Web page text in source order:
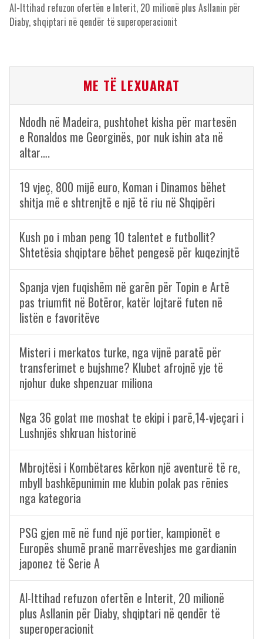
Al-Ittihad refuzon ofertën e Interit, 20 milionë plus Asllanin për
Diaby, shqiptari në qendër të superoperacionit
ME TË LEXUARAT
Ndodh në Madeira, pushtohet kisha për martesën
e Ronaldos me Georginës, por nuk ishin ata në
altar….
19 vjeç, 800 mijë euro, Koman i Dinamos bëhet
shitja më e shtrenjtë e një të riu në Shqipëri
Kush po i mban peng 10 talentet e futbollit?
Shtetësia shqiptare bëhet pengesë për kuqezinjtë
Spanja vjen fuqishëm në garën për Topin e Artë
pas triumfit në Botëror, katër lojtarë futen në
listën e favoritëve
Misteri i merkatos turke, nga vijnë paratë për
transferimet e bujshme? Klubet afrojnë yje të
njohur duke shpenzuar miliona
Nga 36 golat me moshat te ekipi i parë,14-vjeçari i
Lushnjës shkruan historinë
Mbrojtësi i Kombëtares kërkon një aventurë të re,
mbyll bashkëpunimin me klubin polak pas rënies
nga kategoria
PSG gjen më në fund një portier, kampionët e
Europës shumë pranë marrëveshjes me gardianin
japonez të Serie A
Al-Ittihad refuzon ofertën e Interit, 20 milionë
plus Asllanin për Diaby, shqiptari në qendër të
superoperacionit